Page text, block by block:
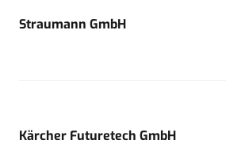
Straumann GmbH
Kärcher Futuretech GmbH